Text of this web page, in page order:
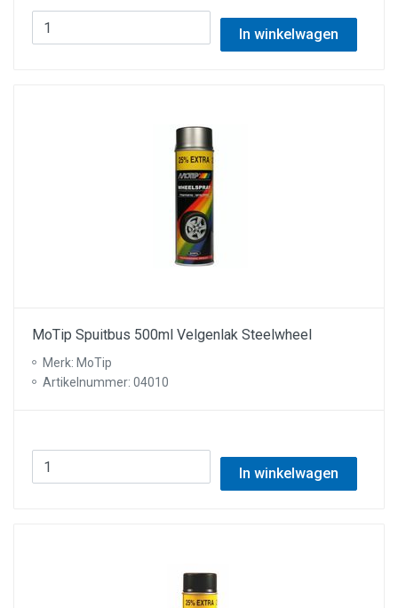
In winkelwagen
MoTip Spuitbus 500ml Velgenlak Steelwheel
Merk: MoTip
Artikelnummer: 04010
In winkelwagen